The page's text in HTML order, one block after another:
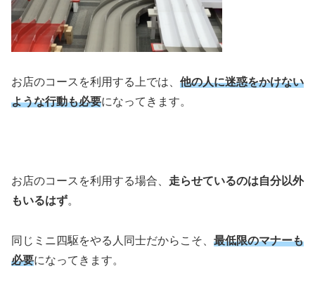
お店のコースを利用する上では、 他の人に迷惑をかけない
ような行動も必要になってきます。
お店のコースを利用する場合、 走らせているのは自分以外
もいるはず。
同じミニ四駆をやる人同士だからこそ、 最低限のマナーも
必要になってきます。